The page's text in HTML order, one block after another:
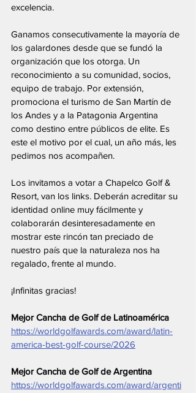
excelencia.
Ganamos consecutivamente la mayoría de
los galardones desde que se fundó la
organización que los otorga. Un
reconocimiento a su comunidad, socios,
equipo de trabajo. Por extensión,
promociona el turismo de San Martín de
los Andes y a la Patagonia Argentina
como destino entre públicos de elite. Es
este el motivo por el cual, un año más, les
pedimos nos acompañen.
Los invitamos a votar a Chapelco Golf &
Resort, van los links. Deberán acreditar su
identidad online muy fácilmente y
colaborarán desinteresadamente en
mostrar este rincón tan preciado de
nuestro país que la naturaleza nos ha
regalado, frente al mundo.
¡Infinitas gracias!
Mejor Cancha de Golf de Latinoamérica
https://worldgolfawards.com/award/latin-
america-best-golf-course/2026
Mejor Cancha de Golf de Argentina
https://worldgolfawards.com/award/argenti